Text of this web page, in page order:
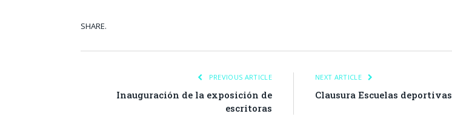
SHARE.
PREVIOUS ARTICLE
Inauguración de la exposición de
escritoras
NEXT ARTICLE
Clausura Escuelas deportivas